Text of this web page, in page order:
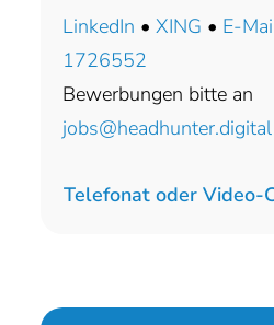
LinkedIn •XING • E-
1726552
Bewerbungen bitte an
jobs@headhunter.digital
Telefonat oder Video-